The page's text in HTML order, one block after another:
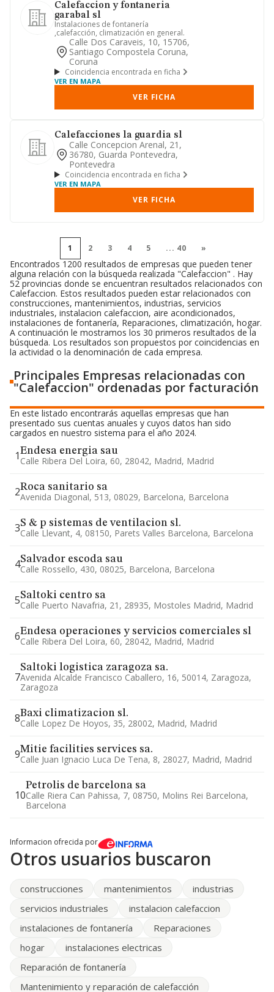
Calefaccion y fontaneria
garabal sl
Instalaciones de fontanería
,calefacción, climatización en general.
Calle Dos Caraveis, 10, 15706,
Santiago Compostela Coruna,
Coruna
Coincidencia encontrada en ficha
VER EN MAPA
VER FICHA
Calefacciones la guardia sl
Calle Concepcion Arenal, 21,
36780, Guarda Pontevedra,
Pontevedra
Coincidencia encontrada en ficha
VER EN MAPA
VER FICHA
1 2 3 4 5 ... 40 »
Encontrados 1200 resultados de empresas que pueden tener
alguna relación con la búsqueda realizada "Calefaccion" . Hay
52 provincias donde se encuentran resultados relacionados con
Calefaccion. Estos resultados pueden estar relacionados con
construcciones, mantenimientos, industrias, servicios
industriales, instalacion calefaccion, aire acondicionados,
instalaciones de fontanería, Reparaciones, climatización, hogar.
A continuación le mostramos los 30 primeros resultados de la
búsqueda. Los resultados son propuestos por coincidencias en
la actividad o la denominación de cada empresa.
Principales Empresas relacionadas con
"Calefaccion" ordenadas por facturación
En este listado encontrarás aquellas empresas que han
presentado sus cuentas anuales y cuyos datos han sido
cargados en nuestro sistema para el año 2024.
1Endesa energia sau
Calle Ribera Del Loira, 60, 28042, Madrid, Madrid
2Roca sanitario sa
Avenida Diagonal, 513, 08029, Barcelona, Barcelona
3S & p sistemas de ventilacion sl.
Calle Llevant, 4, 08150, Parets Valles Barcelona, Barcelona
4Salvador escoda sau
Calle Rossello, 430, 08025, Barcelona, Barcelona
5Saltoki centro sa
Calle Puerto Navafria, 21, 28935, Mostoles Madrid, Madrid
6Endesa operaciones y servicios comerciales sl
Calle Ribera Del Loira, 60, 28042, Madrid, Madrid
7
Saltoki logistica zaragoza sa.
Avenida Alcalde Francisco Caballero, 16, 50014, Zaragoza,
Zaragoza
8Baxi climatizacion sl.
Calle Lopez De Hoyos, 35, 28002, Madrid, Madrid
9Mitie facilities services sa.
Calle Juan Ignacio Luca De Tena, 8, 28027, Madrid, Madrid
10
Petrolis de barcelona sa
Calle Riera Can Pahissa, 7, 08750, Molins Rei Barcelona,
Barcelona
Informacion ofrecida por
Otros usuarios buscaron
construcciones mantenimientos
industrias
servicios industriales
instalacion calefaccion
instalaciones de fontanería
Reparaciones
hogar
instalaciones electricas
Reparación de fontanería
Mantenimiento y reparación de calefacción